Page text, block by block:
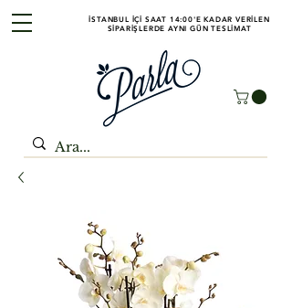
İSTANBUL İÇİ SAAT 14:00'E KADAR VERİLEN
SİPARİŞLERDE AYNI GÜN TESLİMAT